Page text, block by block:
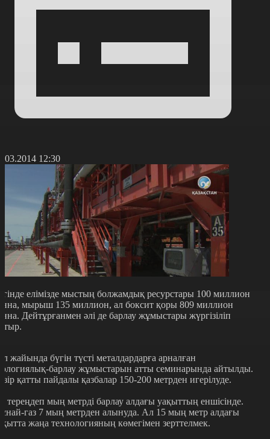
12:30
елімізде мыстың болжамдық ресурстары 100 миллион
мырыш 135 миллион, ал боксит қоры 809 миллион
Дейтұрғанмен әлі де барлау жұмыстары жүргізіліп
жайында бүгін түсті металдардарға арналған
барлау жұмыстарын атты семинарында айтылды.
қатты пайдалы қазбалар 150-200 метрден игерілуде.
тереңдеп мың метрді барлау алдағы уақыттың еншісінде.
газ 7 мың метрден алынуда. Ал 15 мың метр алдағы
жаңа технологияның көмегімен зерттелмек.